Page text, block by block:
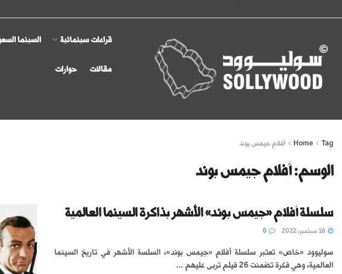
قراءات سينمائية السينما
مقالات حوارات
Home Tag أفلام جيمس بوند
الوسم:أفلام جيمس بوند
سلسلة أفلام «جيمس بوند» الأشهر بذاكرة السينما العالمية
سوليوود «خاص» تعتبر سلسلة أفلام «جيمس بوند»، السلسة الأشهر في تاريخ السينما
العالمية، وهي فكرة تضمنت 26 فيلم تربى عليهم ...